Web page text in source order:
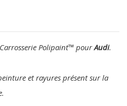
Polipaint™ pourAudi.
et rayures présent sur la